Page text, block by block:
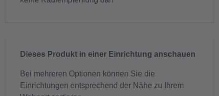
Dieses Produkt in einer Einrichtung anschauen
Bei mehreren Optionen können Sie die
Einrichtungen entsprechend der Nähe zu Ihrem